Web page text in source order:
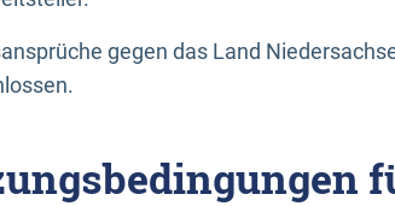
gegen das Land